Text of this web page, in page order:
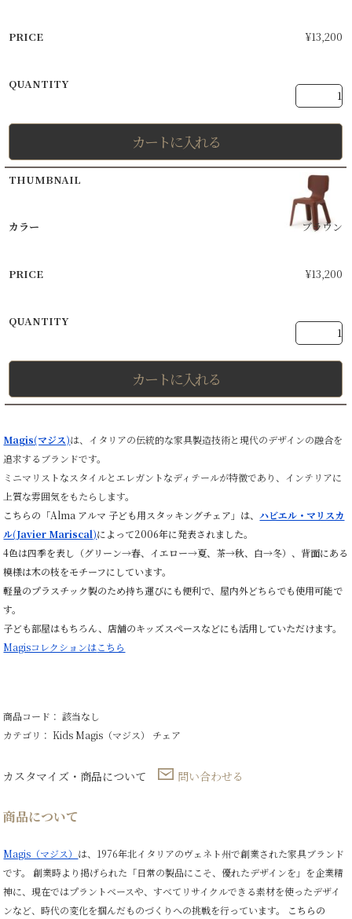
¥13,200
カートに入れる
ブラウン
¥13,200
カートに入れる
Magis(マジス)は、 イタリアの伝統的な家具製造技術と現代のデザインの融合を
追求するブランドです。
ミニマリストなスタイルとエレガントなディテールが特徴であり、インテリアに
上質な雰囲気をもたらします。
こちらの「Alma アルマ 子ども用スタッキングチェア」は、ハビエル・マリスカ
ル(Javier Mariscal)によって2006年に発表されました。
4色は四季を表し（グリーン→春、イエロー→夏、茶→秋、白→冬）、背面にある
模様は木の枝をモチーフにしています。
軽量のプラスチック製のため持ち運びにも便利で、屋内外どちらでも使用可能で
す。
子ども部屋はもちろん、店舗のキッズスペースなどにも活用していただけます。
Magisコレクションはこちら
商品コード： 該当なし
カテゴリ：Kids Magis（マジス） チェア
カスタマイズ・商品について 問い合わせる
商品について
Magis（マジス） は、1976年北イタリアのヴェネト州で創業された家具ブランド
です。
創業時より掲げられた「日常の製品にこそ、優れたデザインを」を企業精
神に、現在ではプラントベースや、すべてリサイクルできる素材を使ったデザイ
ンなど、時代の変化を掴んだものづくりへの挑戦を行っています。
こちらの